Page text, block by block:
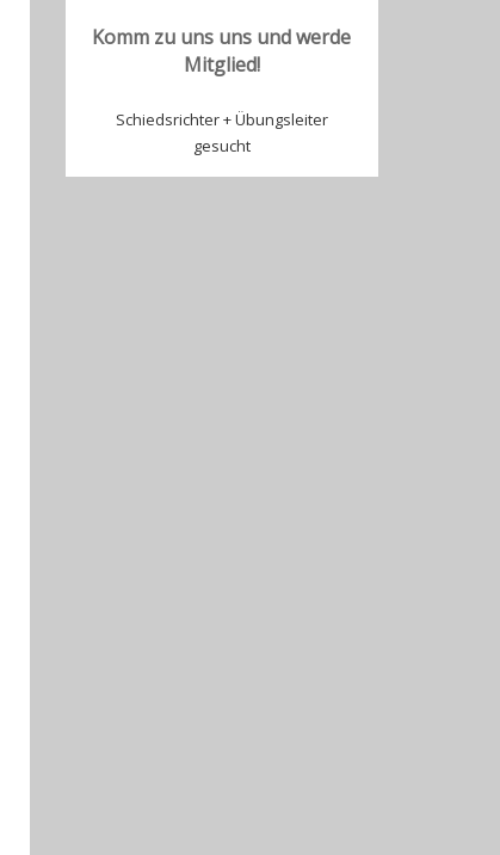
Komm zu uns uns und werde
Mitglied!
Schiedsrichter + Übungsleiter
gesucht